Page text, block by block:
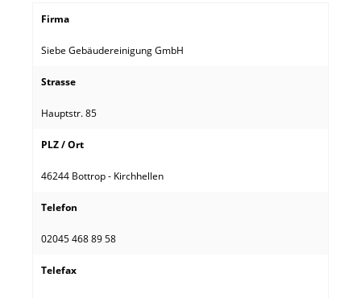
Firma
Siebe Gebäudereinigung GmbH
Strasse
Hauptstr. 85
PLZ / Ort
46244 Bottrop - Kirchhellen
Telefon
02045 468 89 58
Telefax